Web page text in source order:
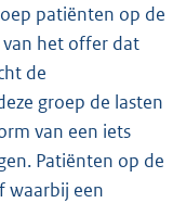
patiënten op de
het offer dat
de
groep de lasten
van een iets
Patiënten op de
waarbij een